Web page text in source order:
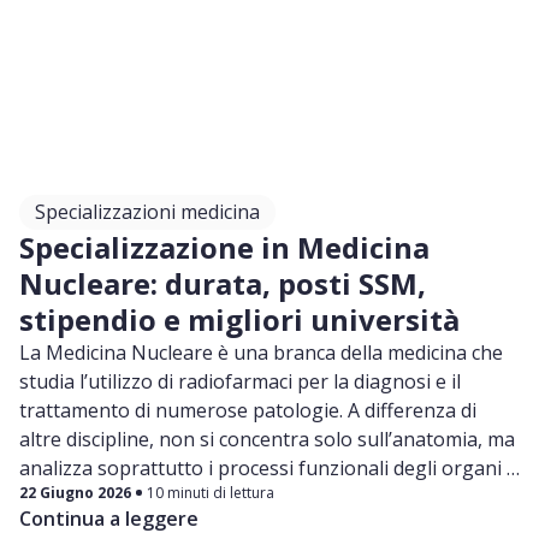
Specializzazioni medicina
Specializzazione in Medicina
Nucleare: durata, posti SSM,
stipendio e migliori università
La Medicina Nucleare è una branca della medicina che
studia l’utilizzo di radiofarmaci per la diagnosi e il
trattamento di numerose patologie. A differenza di
altre discipline, non si concentra solo sull’anatomia, ma
analizza soprattutto i processi funzionali degli organi e
dei tessuti.
22 Giugno 2026 10 minuti di lettura
Continua a leggere